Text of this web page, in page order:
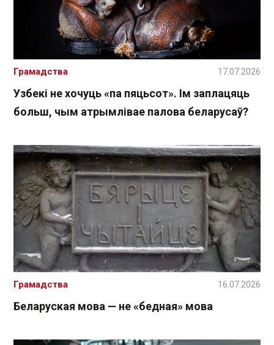
Узбекі не хочуць «па пяцьсот». Ім заплацяць
больш, чым атрымлівае палова беларусаў?
Грамадства 17.07.2026
Беларуская мова — не «бедная» мова
Грамадства 16.07.2026